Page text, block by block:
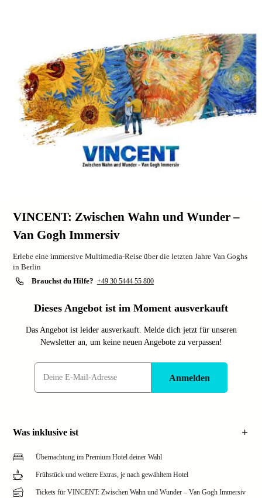
VINCENT: Zwischen Wahn und Wunder –
Van Gogh Immersiv
Erlebe eine immersive Multimedia-Reise über die letzten Jahre Van Goghs
in Berlin
Brauchst du Hilfe? +49 30 5444 55 800
Dieses Angebot ist im Moment ausverkauft
Das Angebot ist leider ausverkauft. Melde dich jetzt für unseren
Newsletter an, um keine neuen Angebote zu verpassen!
Anmelden
Was inklusive ist
Übernachtung im Premium Hotel deiner Wahl
Frühstück und weitere Extras, je nach gewähltem Hotel
Tickets für VINCENT: Zwischen Wahn und Wunder – Van Gogh Immersiv